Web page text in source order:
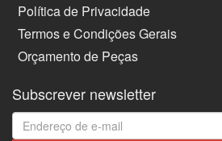
Política de Privacidade
Termos e Condições Gerais
Orçamento de Peças
Subscrever newsletter